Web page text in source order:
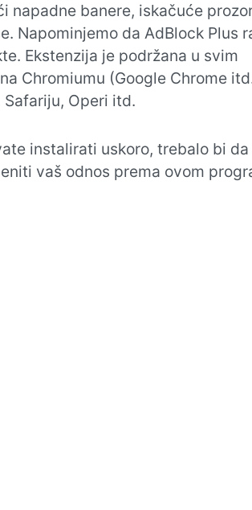
napadne banere, iskačuće
Napominjemo da AdBlock Plus
Ekstenzija je podržana u svim
Chromiumu (Google Chrome
Operi itd.
instalirati uskoro, trebalo bi da
vaš odnos prema ovom